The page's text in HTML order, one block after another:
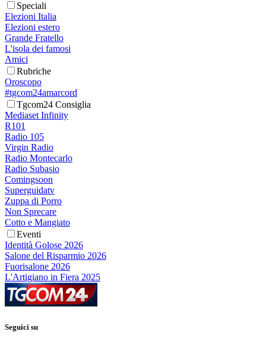
Speciali
Elezioni Italia
Elezioni estero
Grande Fratello
L'isola dei famosi
Amici
Rubriche
Oroscopo
#tgcom24amarcord
Tgcom24 Consiglia
Mediaset Infinity
R101
Radio 105
Virgin Radio
Radio Montecarlo
Radio Subasio
Comingsoon
Superguidatv
Zuppa di Porro
Non Sprecare
Cotto e Mangiato
Eventi
Identità Golose 2026
Salone del Risparmio 2026
Fuorisalone 2026
L'Artigiano in Fiera 2025
Seguici su